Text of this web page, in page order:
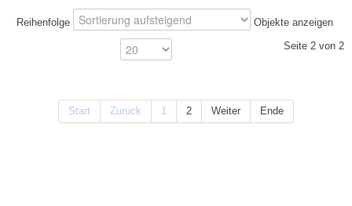
Reihenfolge
Objekte anzeigen
Seite 2 von 2
Start Zurück 1 2 Weiter Ende